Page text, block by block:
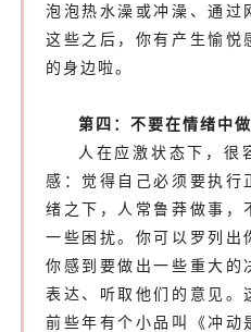
泡泡热水澡或冲澡、通过
这些之后，你有产生愉悦
的身边啦。
第四：不要在情绪中
人在应激状态下，很
感：觉得自己必须要执行
绪之下，人常鲁莽做事，
一些困扰。你可以罗列出
你感到要做出一些重大的
表达、听取他们的意见。
前些年有个小品叫《冲动